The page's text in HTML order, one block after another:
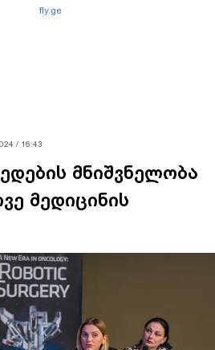
fly.ge
/ 16:43
მნიშვნელობა
მედიცინის